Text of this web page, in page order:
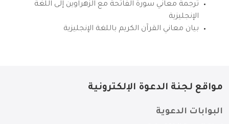
ترجمة معاني سورة الفاتحة مع الزهراوين إلى اللغة
الإنجليزية
بيان معاني القرآن الكريم باللغة الإنجليزية
مواقع لجنة الدعوة الإلكترونية
البوابات الدعوية